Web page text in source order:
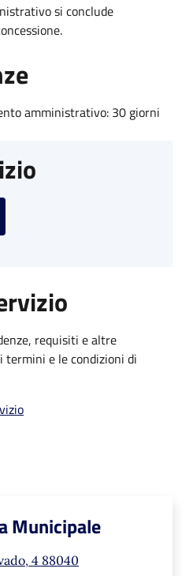
si conclude
amministrativo: 30 giorni
requisiti e altre
e le condizioni di
Municipale
4 88040